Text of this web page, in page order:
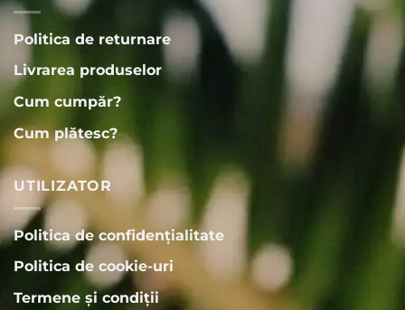
Politica de returnare
Livrarea produselor
Cum cumpăr?
Cum plătesc?
UTILIZATOR
Politica de confidențialitate
Politica de cookie-uri
Termene și condiții